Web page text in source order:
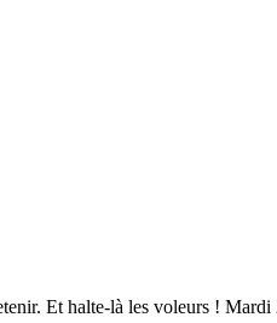
Et halte-là les voleurs !